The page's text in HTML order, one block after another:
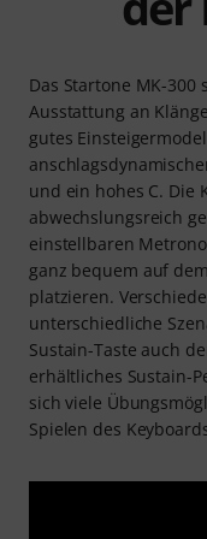
Das Startone MK-
Ausstattung an
gutes
und ein hohes C. Die
abwechslungsreich
einstellbaren
ganz bequem auf
platzieren.
unterschiedliche
Sustain-Taste auch
erhältliches Sustain-
sich viele
Spielen des